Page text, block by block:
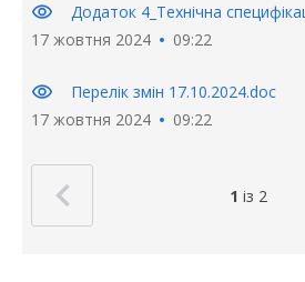
visibility
Додаток 4_Технічна
17 жовтня 2024
09:22
visibility
Перелік змін 17.10.2024.doc
17 жовтня 2024
09:22
1 із 2